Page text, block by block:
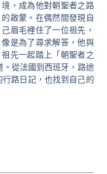
境，成為他對朝聖者之路
的啟蒙。在偶然間發現自
己眉毛裡住了一位祖先，
像是為了尋求解答，他與
祖先一起踏上「朝聖者之
。從法國到西班牙，路途
路日記，也找到自己的